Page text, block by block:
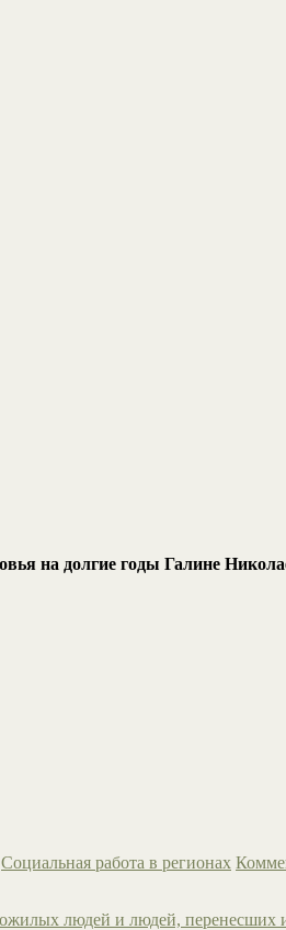
на долгие годы Галине
Социальная работа в регионах
людей и людей, перенесших